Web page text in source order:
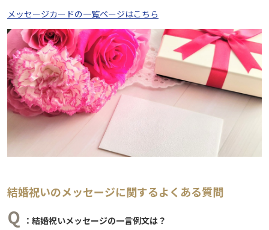
メッセージカードの一覧ページはこちら
結婚祝いのメッセージに関するよくある質問
Q ：結婚祝いメッセージの一言例文は？